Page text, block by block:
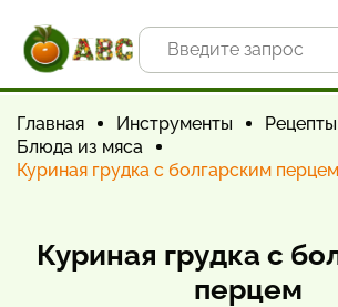
Главная Инструменты
Рецепты
Блюда из мяса
Куриная грудка с болгарским перцем
Куриная грудка с
перцем